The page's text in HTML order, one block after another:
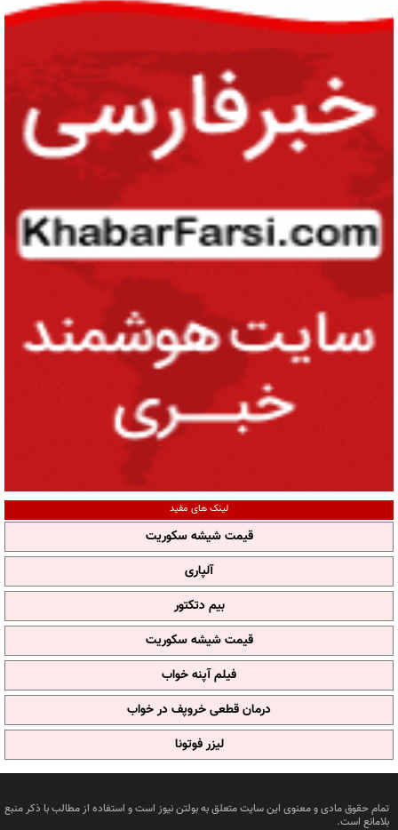
لینک های مفید
قیمت شیشه سکوریت
آلپاری
بیم دتکتور
قیمت شیشه سکوریت
فیلم آپنه خواب
درمان قطعی خروپف در خواب
لیزر فوتونا
تمام حقوق مادی و معنوی این سایت متعلق به بولتن نیوز است و استفاده از مطالب با ذکر منبع
بلامانع است.